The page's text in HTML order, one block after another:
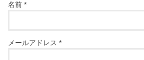
名前*
メールアドレス*